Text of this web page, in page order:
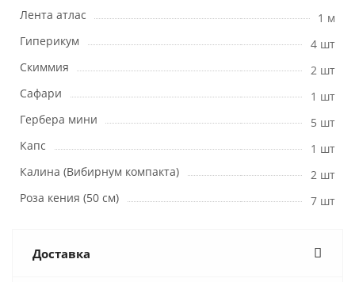
Лента атлас
1 м
Гиперикум
4 шт
Скиммия
2 шт
Сафари
1 шт
Гербера мини
5 шт
Капс
1 шт
Калина (Вибирнум компакта)
2 шт
Роза кения (50 см)
7 шт
Доставка